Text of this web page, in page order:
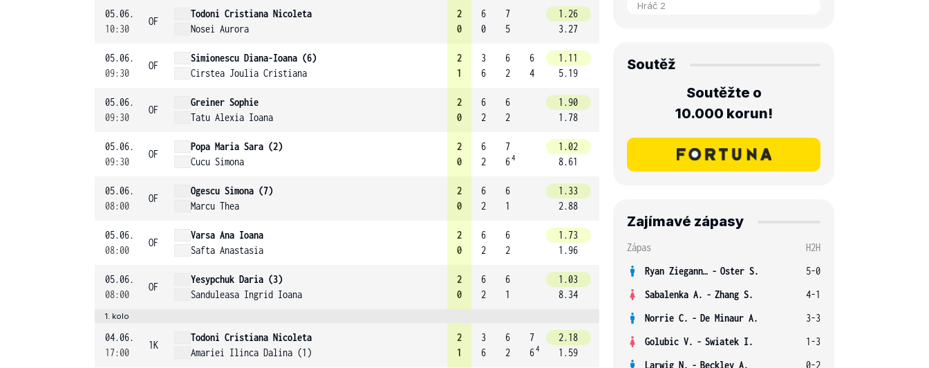
05.06.
10:30
OF
Todoni Cristiana Nicoleta
Nosei Aurora
2
0
6
0
7
5
1.26
3.27
05.06.
09:30
OF
Simionescu Diana-Ioana (6)
Cirstea Joulia Cristiana
2
1
3
6
6
2
6
4
1.11
5.19
05.06.
09:30
OF
Greiner Sophie
Tatu Alexia Ioana
2
0
6
2
6
2
1.90
1.78
05.06.
09:30
OF
Popa Maria Sara (2)
Cucu Simona
2
0
6
2
7
64
1.02
8.61
05.06.
08:00
OF
Ogescu Simona (7)
Marcu Thea
2
0
6
2
6
1
1.33
2.88
05.06.
08:00
OF
Varsa Ana Ioana
Safta Anastasia
2
0
6
2
6
2
1.73
1.96
05.06.
08:00
OF
Yesypchuk Daria (3)
Sanduleasa Ingrid Ioana
2
0
6
2
6
1
1.03
8.34
1. kolo
04.06.
17:00
1K
Todoni Cristiana Nicoleta
Amariei Ilinca Dalina (1)
2
1
3
6
6
2
7
64
2.18
1.59
Soutěž
Soutěžte o
10.000 korun!
Zajímavé zápasy
Zápas
H2H
Ryan Ziegann S. - Oster S.
5-0
Sabalenka A. - Zhang S.
4-1
Norrie C. - De Minaur A.
3-3
Golubic V. - Swiatek I.
1-3
Larwig N. - Beckley A.
0-2